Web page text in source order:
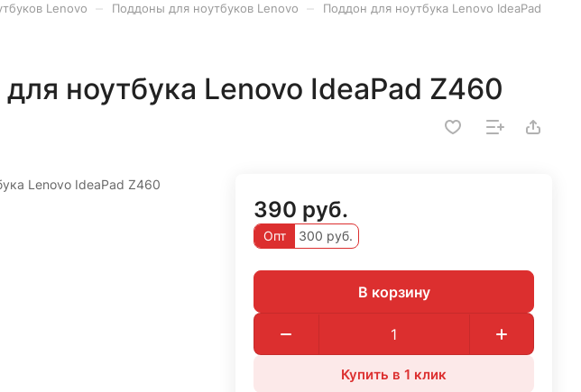
Lenovo Поддоны для ноутбуков Lenovo
Поддон для ноутбука Lenovo IdeaPad
ноутбука Lenovo IdeaPad Z460
Lenovo IdeaPad Z460
390 руб.
Опт 300 руб.
В корзину
Купить в 1 клик